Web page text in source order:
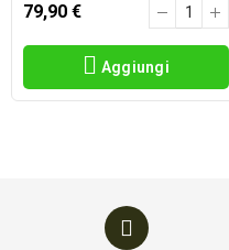
79,90 €
Aggiungi